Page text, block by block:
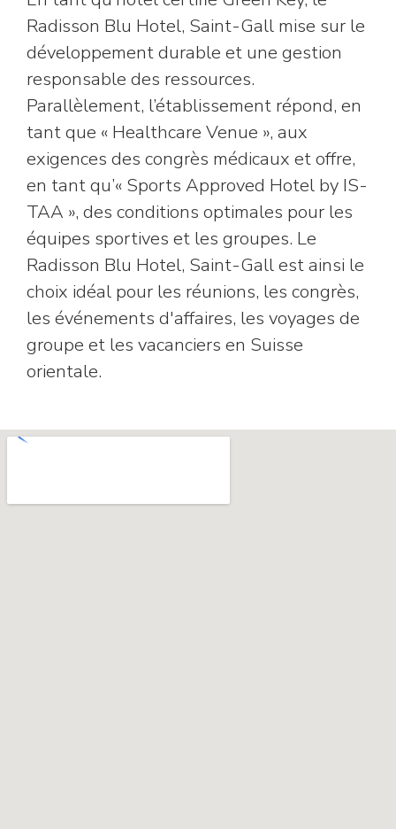
Radisson Blu Hotel, Saint-Gall mise sur le
développement durable et une gestion
responsable des ressources.
Parallèlement, l’établissement répond, en
tant que « Healthcare Venue », aux
exigences des congrès médicaux et offre,
en tant qu’« Sports Approved Hotel by IS-
TAA », des conditions optimales pour les
équipes sportives et les groupes. Le
Radisson Blu Hotel, Saint-Gall est ainsi le
choix idéal pour les réunions, les congrès,
les événements d'affaires, les voyages de
groupe et les vacanciers en Suisse
orientale.